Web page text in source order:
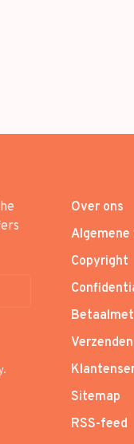
Over ons
Algemene
Copyright
Sitemap
RSS-feed